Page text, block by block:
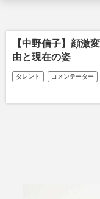
【中野信子】顔激
由と現在の姿
タレント コメンテーター